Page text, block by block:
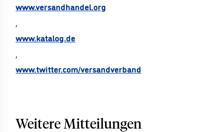
www.versandhandel.org
,
www.katalog.de
,
www.twitter.com/versandverband
Weitere Mitteilungen